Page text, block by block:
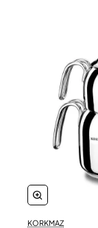
KORKMAZ